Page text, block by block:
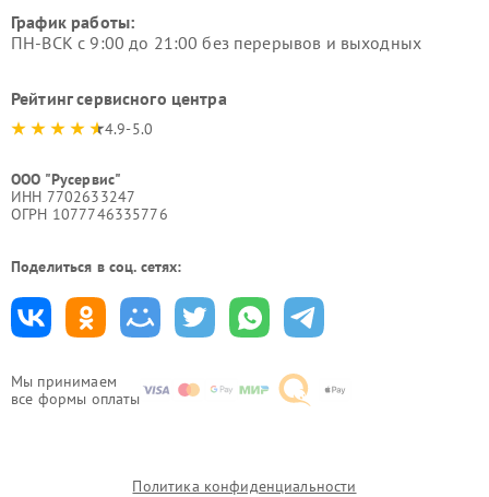
Мы принимаем
все формы оплаты
График работы:
ПН-ВСК с 9:00 до 21:00 без перерывов и выходных
Рейтинг сервисного центра
4.9-5.0
ООО "Русервис"
ИНН 7702633247
ОГРН 1077746335776
Поделиться в соц. сетях:
Политика конфиденциальности